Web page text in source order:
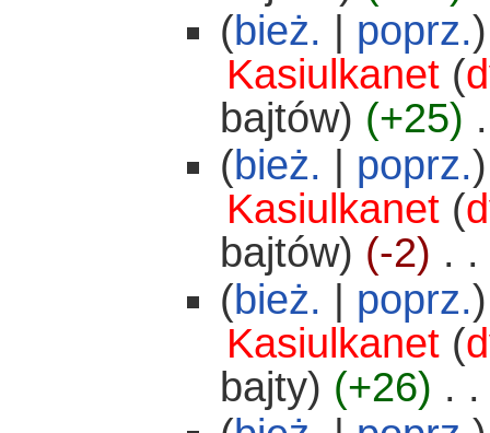
(bież. poprz.)
Kasiulkanet (
bajtów) (+25)
(bież. poprz.)
Kasiulkanet (
bajtów) (-2) . .
(bież. poprz.)
Kasiulkanet (
bajty) (+26) . .